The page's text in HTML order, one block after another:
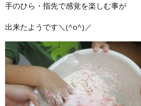
手のひら・指先で感覚を楽しむ事が
出来たようです＼(^o^)／